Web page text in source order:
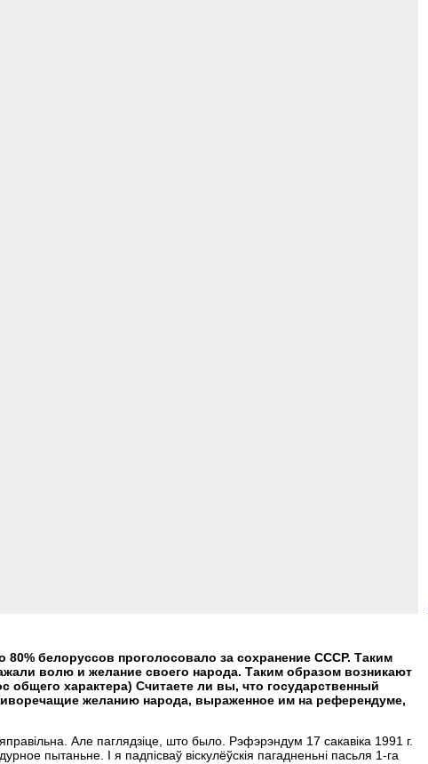
белоруссов проголосовало за сохранение СССР. Таким
волю и желание своего народа. Таким образом возникают
характера) Считаете ли вы, что государственный
желанию народа, выраженное им на референдуме,
Але паглядзіце, што было. Рэфэрэндум 17 сакавіка 1991 г.
пытаньне. І я падпісваў віскулёўскія пагадненьні пасьля 1-га